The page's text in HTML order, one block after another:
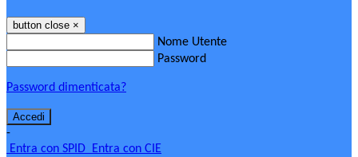
button close ×
Nome Utente
Password
Password dimenticata?
-
Entra con SPID Entra con CIE